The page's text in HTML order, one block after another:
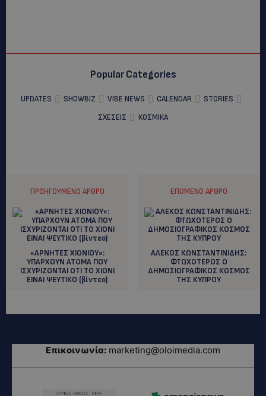
Popular Categories
UPDATES SHOWBIZ VIBE NEWS CALENDAR
STORIES
ΣΧΕΣΕΙΣ
ΚΟΣΜΙΚΑ
ΠΡΟΗΓΟΎΜΕΝΟ ΆΡΘΡΟ
«ΑΡΝΗΤΕΣ ΧΙΟΝΙΟΥ»:
ΥΠΑΡΧΟΥΝ ΑΤΟΜΑ ΠΟΥ
ΙΣΧΥΡΙΖΟΝΤΑΙ ΟΤΙ ΤΟ ΧΙΟΝΙ
ΕΙΝΑΙ ΨΕΥΤΙΚΟ (βίντεο)
ΕΠΌΜΕΝΟ ΆΡΘΡΟ
ΑΛΕΚΟΣ ΚΩΝΣΤΑΝΤΙΝΙΔΗΣ:
ΦΤΩΧΟΤΕΡΟΣ Ο
ΔΗΜΟΣΙΟΓΡΑΦΙΚΟΣ ΚΟΣΜΟΣ
ΤΗΣ ΚΥΠΡΟΥ
Επικοινωνία: marketing@oloimedia.com